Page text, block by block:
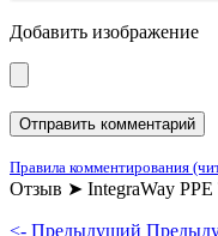
Добавить изображение
Правила комментирования
Отзыв ➤ IntegraWay PPE
<- Предыдущий